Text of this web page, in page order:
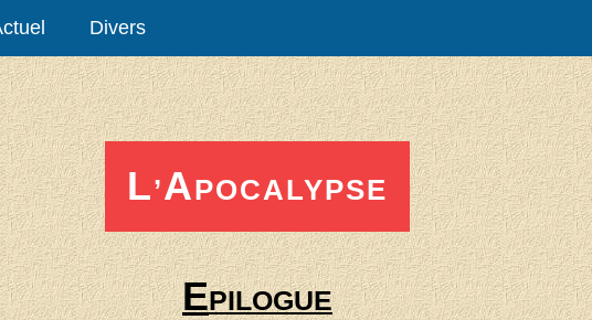
Divers
L’APOCALYPSE
EPILOGUE